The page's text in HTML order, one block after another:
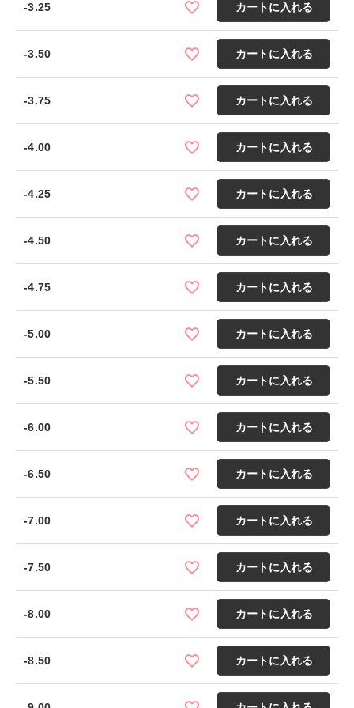
-3.25 カートに入れる
-3.50 カートに入れる
-3.75 カートに入れる
-4.00 カートに入れる
-4.25 カートに入れる
-4.50 カートに入れる
-4.75 カートに入れる
-5.00 カートに入れる
-5.50 カートに入れる
-6.00 カートに入れる
-6.50 カートに入れる
-7.00 カートに入れる
-7.50 カートに入れる
-8.00 カートに入れる
-8.50 カートに入れる